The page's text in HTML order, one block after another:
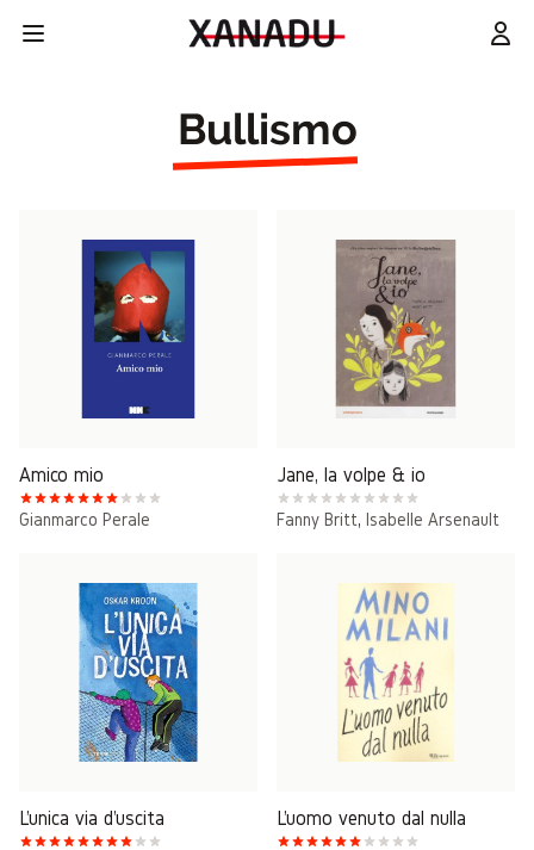
Bullismo
Amico mio
Gianmarco Perale
Jane, la volpe & io
Fanny Britt, Isabelle Arsenault
L'unica via d'uscita L'uomo venuto dal nulla